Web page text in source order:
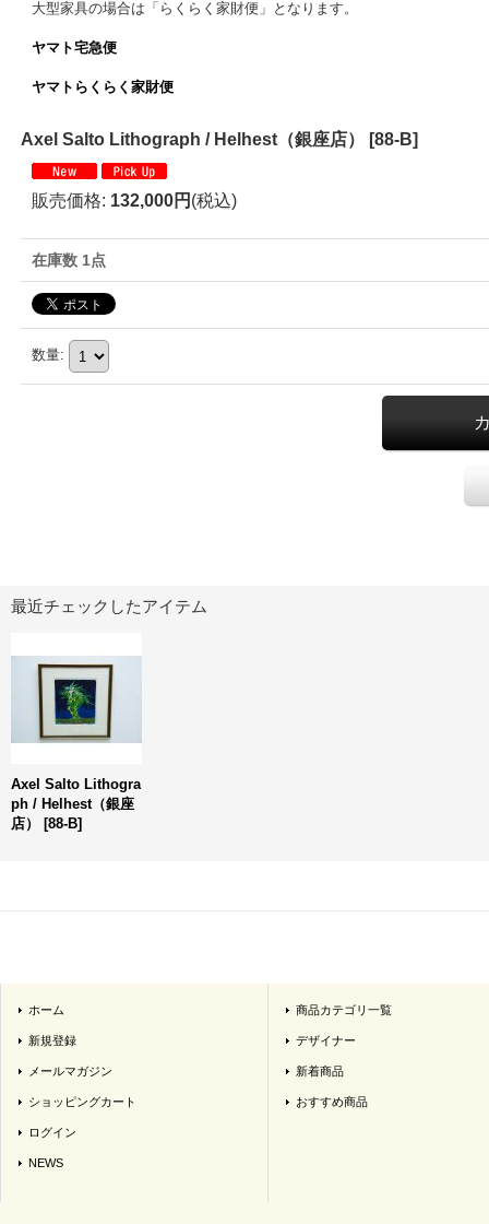
大型家具の場合は「らくらく家財便」となります。
ヤマト宅急便
ヤマトらくらく家財便
Axel Salto Lithograph / Helhest（銀座店） [88-B]
販売価格: 132,000円 (税込)
在庫数 1点
数量:
最近チェックしたアイテム
Axel Salto Lithogra
ph / Helhest（銀座
店）
[88-B]
ホーム
新規登録
メールマガジン
ショッピングカート
ログイン
NEWS
商品カテゴリ一覧
デザイナー
新着商品
おすすめ商品